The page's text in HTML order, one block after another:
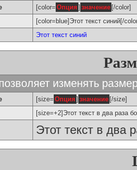
[color= Опция ] значение [/color]
[color=blue]Этот текст синий[/
Этот текст синий
изменять
[size= Опция ] значение [/size]
[size=+2]Этот текст в два раза
Этот текст в два